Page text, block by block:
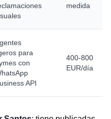
medida
para
con
API
400-800
EUR/día